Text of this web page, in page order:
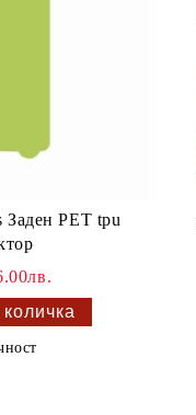
Заден PET tpu